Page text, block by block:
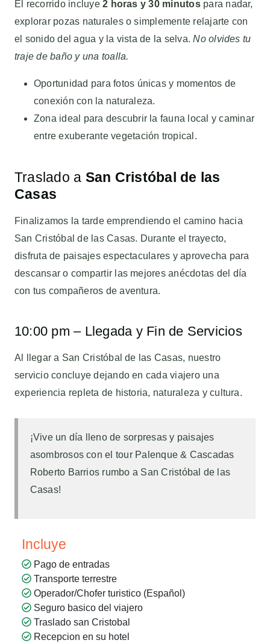
El recorrido incluye2 horas y 30 minutospara nadar,
explorar pozas naturales o simplemente relajarte con
el sonido del agua y la vista de la selva.No olvides tu
traje de baño y una toalla.
Oportunidad para fotos únicas y momentos de
conexión con la naturaleza.
Zona ideal para descubrir la fauna local y caminar
entre exuberante vegetación tropical.
Traslado a San Cristóbal de las
Casas
Finalizamos la tarde emprendiendo el camino hacia
San Cristóbal de las Casas. Durante el trayecto,
disfruta de paisajes espectaculares y aprovecha para
descansar o compartir las mejores anécdotas del día
con tus compañeros de aventura.
10:00 pm – Llegada y Fin de Servicios
Al llegar a San Cristóbal de las Casas, nuestro
servicio concluye dejando en cada viajero una
experiencia repleta de historia, naturaleza y cultura.
¡Vive un día lleno de sorpresas y paisajes
asombrosos con el tour Palenque & Cascadas
Roberto Barrios rumbo a San Cristóbal de las
Casas!
Incluye
Pago de entradas
Transporte terrestre
Operador/Chofer turistico (Español)
Seguro basico del viajero
Traslado san Cristobal
Recepcion en su hotel